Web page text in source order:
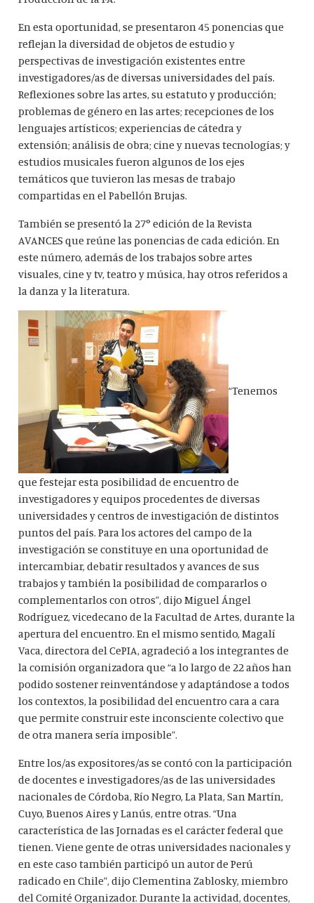
En esta oportunidad, se presentaron 45 ponencias que
reflejan la diversidad de objetos de estudio y
perspectivas de investigación existentes entre
investigadores/as de diversas universidades del país.
Reflexiones sobre las artes, su estatuto y producción;
problemas de género en las artes; recepciones de los
lenguajes artísticos; experiencias de cátedra y
extensión; análisis de obra; cine y nuevas tecnologías; y
estudios musicales fueron algunos de los ejes
temáticos que tuvieron las mesas de trabajo
compartidas en el Pabellón Brujas.
También se presentó la 27° edición de la Revista
AVANCES que reúne las ponencias de cada edición. En
este número, además de los trabajos sobre artes
visuales, cine y tv, teatro y música, hay otros referidos a
la danza y la literatura.
“Tenemos
que festejar esta posibilidad de encuentro de
investigadores y equipos procedentes de diversas
universidades y centros de investigación de distintos
puntos del país. Para los actores del campo de la
investigación se constituye en una oportunidad de
intercambiar, debatir resultados y avances de sus
trabajos y también la posibilidad de compararlos o
complementarlos con otros”, dijo Miguel Ángel
Rodríguez, vicedecano de la Facultad de Artes, durante la
apertura del encuentro. En el mismo sentido, Magalí
Vaca, directora del CePIA, agradeció a los integrantes de
la comisión organizadora que “a lo largo de 22 años han
podido sostener reinventándose y adaptándose a todos
los contextos, la posibilidad del encuentro cara a cara
que permite construir este inconsciente colectivo que
de otra manera sería imposible”.
Entre los/as expositores/as se contó con la participación
de docentes e investigadores/as de las universidades
nacionales de Córdoba, Río Negro, La Plata, San Martín,
Cuyo, Buenos Aires y Lanús, entre otras. “Una
característica de las Jornadas es el carácter federal que
tienen. Viene gente de otras universidades nacionales y
en este caso también participó un autor de Perú
radicado en Chile”, dijo Clementina Zablosky, miembro
del Comité Organizador. Durante la actividad, docentes,